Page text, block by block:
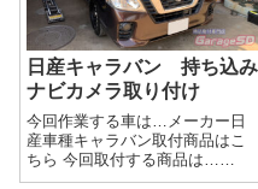
日産キャラバン 持ち込み
ナビカメラ取り付け
今回作業する車は…メーカー日
産車種キャラバン取付商品はこ
ちら 今回取付する商品は…
Panasonic CN-HE02WD CY-